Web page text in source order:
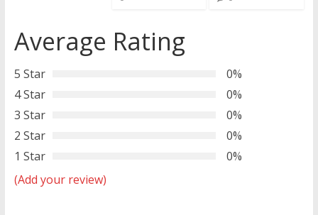
Average Rating
5 Star
0%
4 Star
0%
3 Star
0%
2 Star
0%
1 Star
0%
(Add your review)